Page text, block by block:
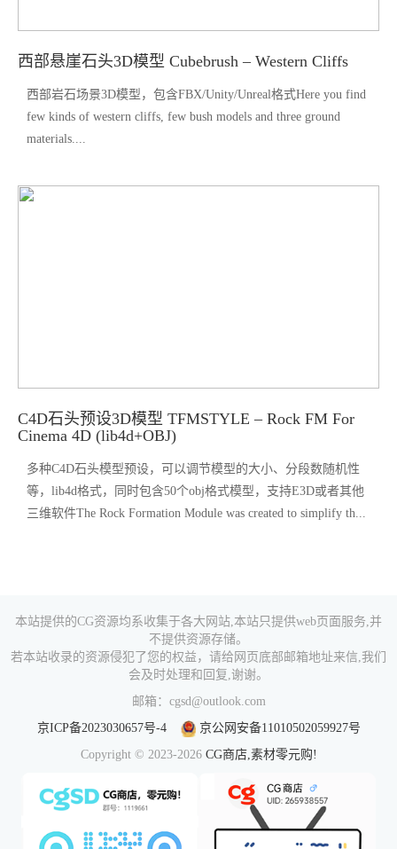
西部悬崖石头3D模型 Cubebrush – Western Cliffs
西部岩石场景3D模型，包含FBX/Unity/Unreal格式Here you find
few kinds of western cliffs, few bush models and three ground
materials....
C4D石头预设3D模型 TFMSTYLE – Rock FM For
Cinema 4D (lib4d+OBJ)
多种C4D石头模型预设，可以调节模型的大小、分段数随机性
等，lib4d格式，同时包含50个obj格式模型，支持E3D或者其他
三维软件The Rock Formation Module was created to simplify th...
本站提供的CG资源均系收集于各大网站,本站只提供web页面服务,并
不提供资源存储。
若本站收录的资源侵犯了您的权益，请给网页底部邮箱地址来信,我们
会及时处理和回复,谢谢。
邮箱：cgsd@outlook.com
京ICP备2023030657号-4
京公网安备11010502059927号
Copyright © 2023-2026 CG商店,素材零元购!